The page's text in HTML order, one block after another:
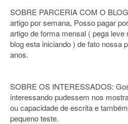
SOBRE PARCERIA COM O
artigo por semana, Posso pagar
artigo de forma mensal ( pega
blog esta iniciando ) de fato nossa
anos.
SOBRE OS INTERESSADOS:
interessando pudessem nos
ou capacidade de escrita e
pequeno teste.